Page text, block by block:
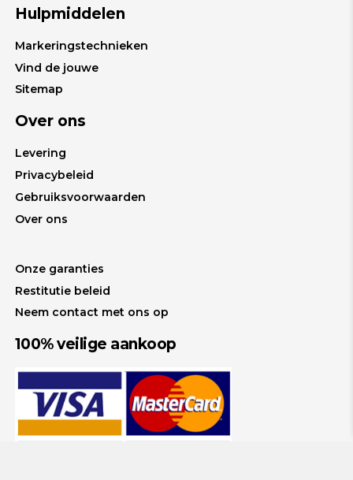
Hulpmiddelen
Markeringstechnieken
Vind de jouwe
Sitemap
Over ons
Levering
Privacybeleid
Gebruiksvoorwaarden
Over ons
Onze garanties
Restitutie beleid
Neem contact met ons op
100% veilige aankoop